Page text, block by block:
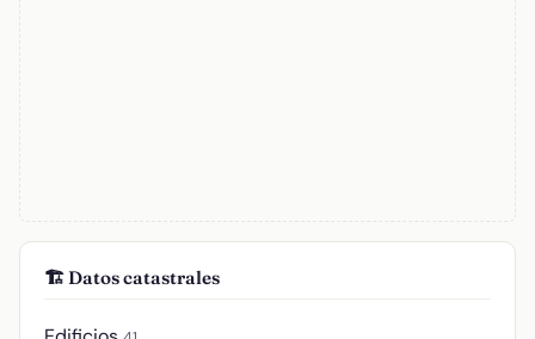
🏗️ Datos catastrales